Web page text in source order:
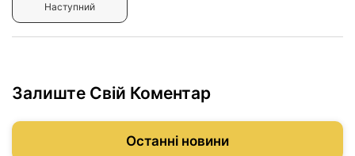
Наступний
Залиште Свій Коментар
Останні новини